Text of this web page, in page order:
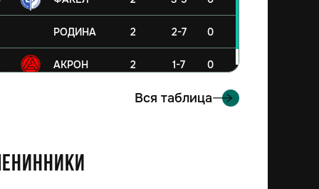
РОДИНА 2 2-7 0
АКРОН 2 1-7 0
Вся таблица